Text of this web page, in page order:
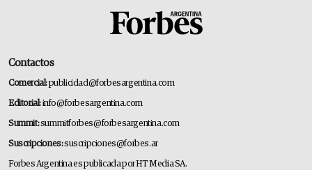
Contactos
Comercial:publicidad@forbesargentina.com
Editorial:info@forbesargentina.com
Summit:summitforbes@forbesargentina.com
Suscripciones:suscripciones@forbes.ar
Forbes Argentina es publicada por HT Media SA.